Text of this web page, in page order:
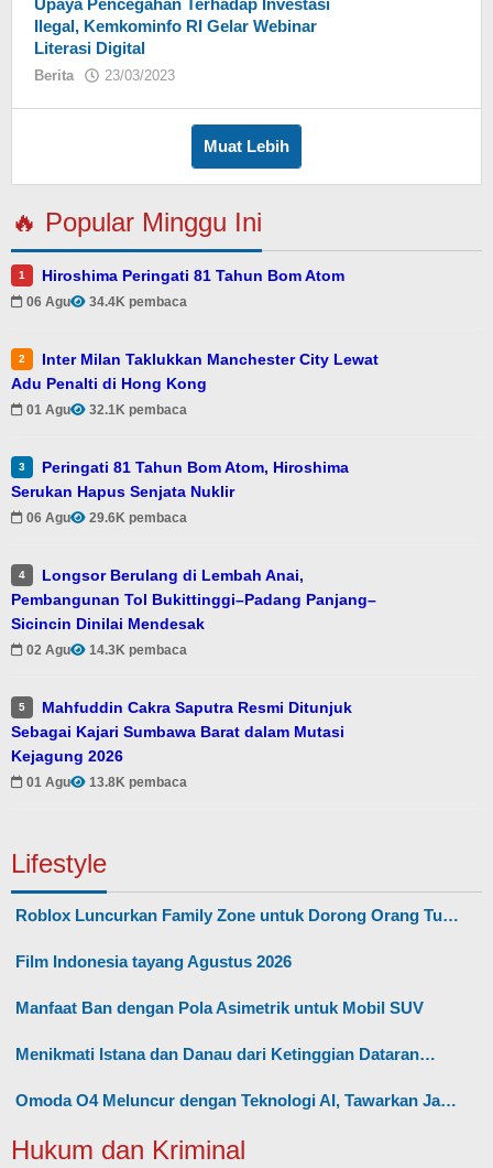
Upaya Pencegahan Terhadap Investasi
Ilegal, Kemkominfo RI Gelar Webinar
Literasi Digital
Berita 23/03/2023
Muat Lebih
🔥 Popular Minggu Ini
1 Hiroshima Peringati 81 Tahun Bom Atom
06 Agu 34.4K pembaca
2
Inter Milan Taklukkan Manchester City Lewat
Adu Penalti di Hong Kong
01 Agu 32.1K pembaca
3
Peringati 81 Tahun Bom Atom, Hiroshima
Serukan Hapus Senjata Nuklir
06 Agu 29.6K pembaca
4
Longsor Berulang di Lembah Anai,
Pembangunan Tol Bukittinggi–Padang Panjang–
Sicincin Dinilai Mendesak
02 Agu 14.3K pembaca
5
Mahfuddin Cakra Saputra Resmi Ditunjuk
Sebagai Kajari Sumbawa Barat dalam Mutasi
Kejagung 2026
01 Agu 13.8K pembaca
Lifestyle
Roblox Luncurkan Family Zone untuk Dorong Orang Tu…
Film Indonesia tayang Agustus 2026
Manfaat Ban dengan Pola Asimetrik untuk Mobil SUV
Menikmati Istana dan Danau dari Ketinggian Dataran…
Omoda O4 Meluncur dengan Teknologi AI, Tawarkan Ja…
Hukum dan Kriminal